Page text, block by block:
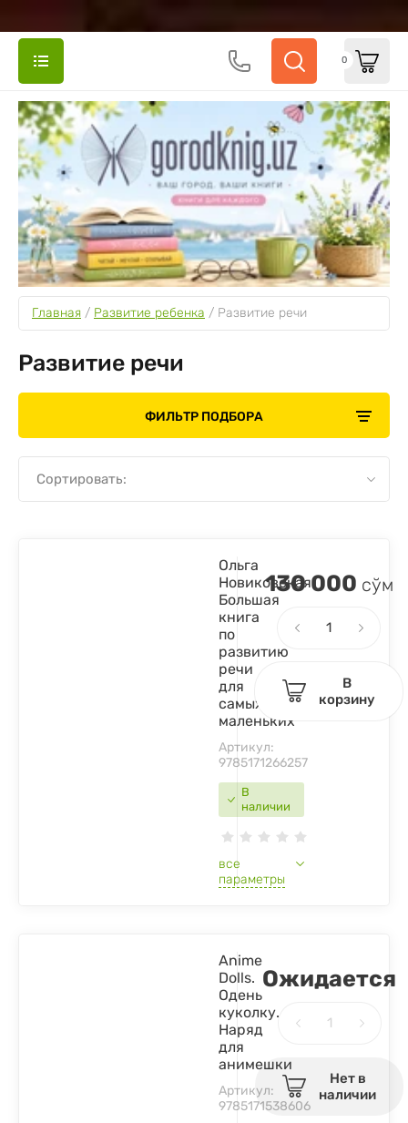
0
Главная / Развитие ребенка / Развитие речи
Развитие речи
ФИЛЬТР ПОДБОРА
Сортировать:
В
наличии
Ольга
Новиковская:
Большая
книга
по
развитию
речи
для
самых
маленьких
Артикул:
9785171266257
все
параметры
130 000 сўм
В
корзину
Anime
Dolls.
Одень
куколку.
Наряд
для
анимешки
Артикул:
9785171538606
Ожидается
Нет в
наличии